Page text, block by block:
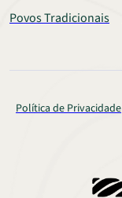
Povos Tradicionais
Política de Privacidade